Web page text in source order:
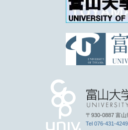
〒930-0887 富
Tel 076-431-4249